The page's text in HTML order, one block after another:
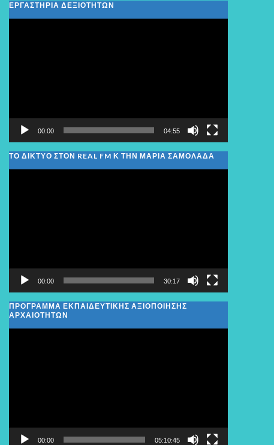
ΕΡΓΑΣΤΗΡΙΑ ΔΕΞΙΟΤΗΤΩΝ
00:00 04:55
ΤΟ ΔΙΚΤΥΟ ΣΤΟΝ REAL FM Κ ΤΗΝ ΜΑΡΙΑ ΣΑΜΟΛΑΔΑ
00:00 30:17
ΠΡΟΓΡΑΜΜΑ ΕΚΠΑΙΔΕΥΤΙΚΗΣ ΑΞΙΟΠΟΙΗΣΗΣ
ΑΡΧΑΙΟΤΗΤΩΝ
00:00 05:10:45